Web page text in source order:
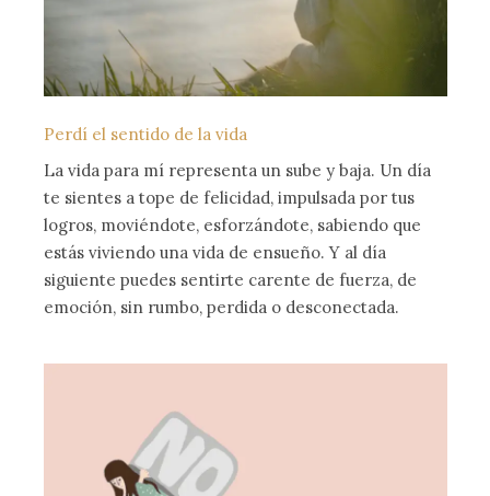
Perdí el sentido de la vida
La vida para mí representa un sube y baja. Un día
te sientes a tope de felicidad, impulsada por tus
logros, moviéndote, esforzándote, sabiendo que
estás viviendo una vida de ensueño. Y al día
siguiente puedes sentirte carente de fuerza, de
emoción, sin rumbo, perdida o desconectada.